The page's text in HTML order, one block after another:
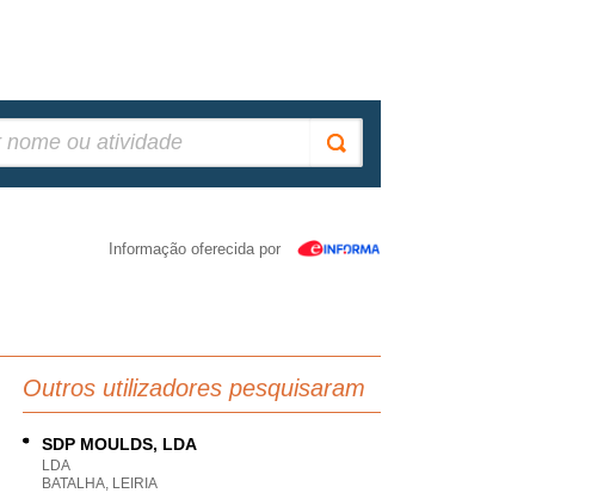
Informação oferecida por
Outros utilizadores pesquisaram
SDP MOULDS, LDA
LDA
BATALHA, LEIRIA